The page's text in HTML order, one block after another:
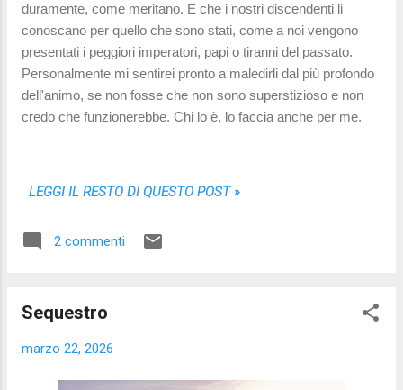
duramente, come meritano. E che i nostri discendenti li
conoscano per quello che sono stati, come a noi vengono
presentati i peggiori imperatori, papi o tiranni del passato.
Personalmente mi sentirei pronto a maledirli dal più profondo
dell'animo, se non fosse che non sono superstizioso e non
credo che funzionerebbe. Chi lo è, lo faccia anche per me.
LEGGI IL RESTO DI QUESTO POST »
2 commenti
Sequestro
marzo 22, 2026